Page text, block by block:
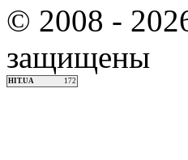
© 2008 -
защищены
HIT.UA 172